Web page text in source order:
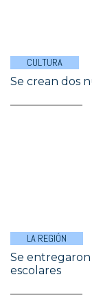
CULTURA
Se crean dos
LA REGIÓN
Se entregaron
escolares